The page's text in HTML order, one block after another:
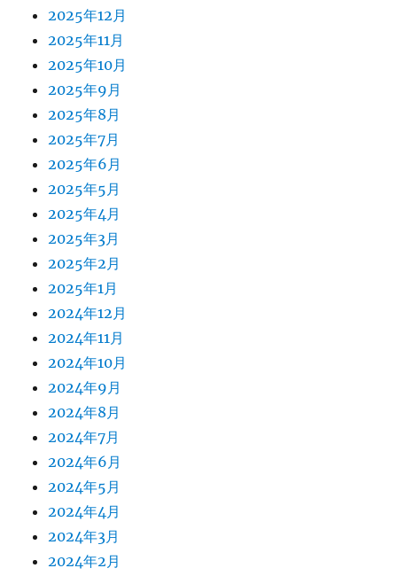
2025年12月
2025年11月
2025年10月
2025年9月
2025年8月
2025年7月
2025年6月
2025年5月
2025年4月
2025年3月
2025年2月
2025年1月
2024年12月
2024年11月
2024年10月
2024年9月
2024年8月
2024年7月
2024年6月
2024年5月
2024年4月
2024年3月
2024年2月